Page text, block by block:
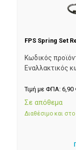
FPS Spring Set
Κωδικός
Εναλλακτικός
Τιμή με ΦΠΑ: 6,90
Σε απόθεμα
Διαθέσιμο και